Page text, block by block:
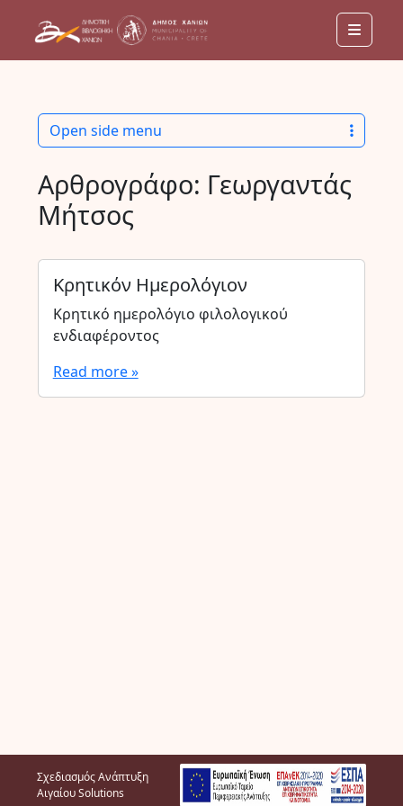
Menu
Αρθρογράφο: Γεωργαντάς
Μήτσος
Κρητικόν Ημερολόγιον
Κρητικό ημερολόγιο φιλολογικού
ενδιαφέροντος
Read more »
Open side menu
Σχεδιασμός Ανάπτυξη
Αιγαίου Solutions